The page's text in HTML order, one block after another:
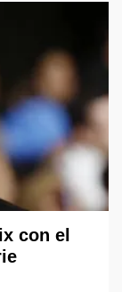
con el